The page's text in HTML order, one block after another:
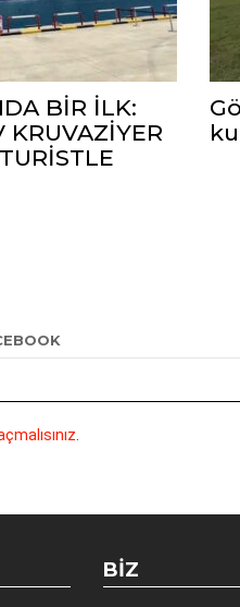
BİR İLK:
KRUVAZİYER
BIZ